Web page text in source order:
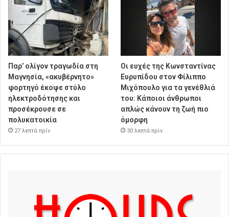
Παρ’ ολίγον τραγωδία στη
Μαγνησία, «ακυβέρνητο»
φορτηγό έκοψε στύλο
ηλεκτροδότησης και
προσέκρουσε σε
πολυκατοικία
27 λεπτά πρίν
Οι ευχές της Κωνσταντίνας
Ευρυπίδου στον Φίλιππο
Μιχόπουλο για τα γενέθλιά
του: Κάποιοι άνθρωποι
απλώς κάνουν τη ζωή πιο
όμορφη
30 λεπτά πρίν